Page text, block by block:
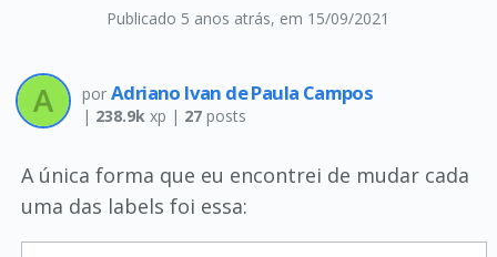
Publicado 5 anos atrás, em 15/09/2021
por Adriano Ivan de Paula Campos
| 238.9kxp | 27posts
A única forma que eu encontrei de mudar cada
uma das labels foi essa: